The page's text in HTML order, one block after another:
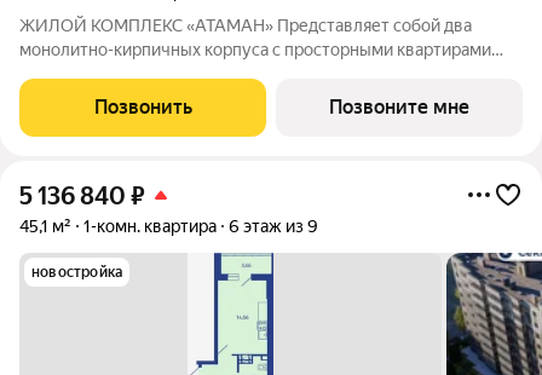
ЖИЛОЙ КОМПЛЕКС «АТАМАН» Представляет собой два
монолитно-кирпичных корпуса с просторными квартирами
территории организовано озеленение, детские и спортивные
площадки с зонами для отдыха. Рядом
Позвонить Позвоните мне
5 136 840 ₽
45,1 м² 1-комн. квартира 6 этаж из 9
новостройка